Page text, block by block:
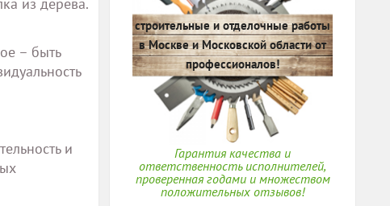
– быть
и
строительные и отделочные работы
в Москве и Московской области от
профессионалов!
Гарантия качества и
ответственность исполнителей,
проверенная годами и множеством
положительных отзывов!